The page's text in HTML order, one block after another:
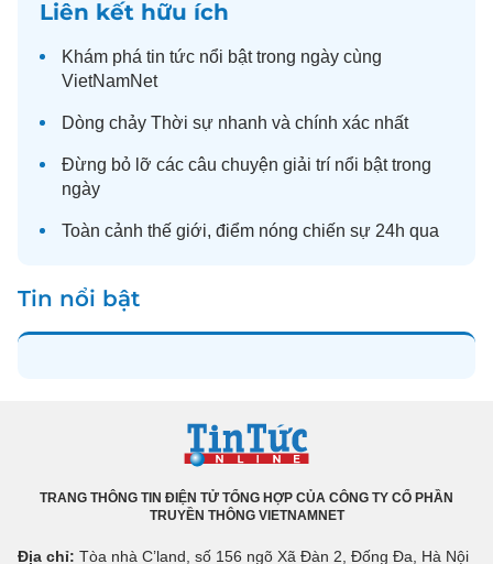
Liên kết hữu ích
Khám phá tin tức nổi bật trong ngày cùng
VietNamNet
Dòng chảy Thời sự nhanh và chính xác nhất
Đừng bỏ lỡ các câu chuyện giải trí nổi bật trong
ngày
Toàn cảnh thế giới, điểm nóng chiến sự 24h qua
Tin nổi bật
TRANG THÔNG TIN ĐIỆN TỬ TỔNG HỢP CỦA CÔNG TY CỔ PHẦN
TRUYỀN THÔNG VIETNAMNET
Địa chỉ: Tòa nhà C’land, số 156 ngõ Xã Đàn 2, Đống Đa, Hà Nội